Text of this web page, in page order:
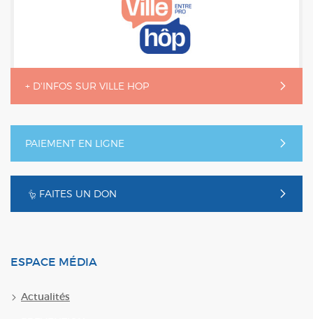
+ D'INFOS SUR VILLE HOP
PAIEMENT EN LIGNE
FAITES UN DON
ESPACE MÉDIA
Actualités